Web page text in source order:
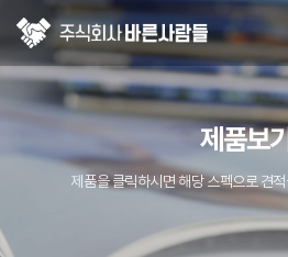
제품보
제품을 클릭하시면 해당 스펙으로 견